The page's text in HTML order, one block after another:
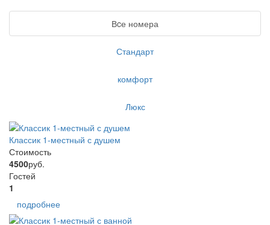
Вcе номера
Стандарт
комфорт
Люкс
Классик 1-местный с душем
Стоимость
4500руб.
Гостей
1
подробнее